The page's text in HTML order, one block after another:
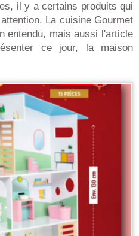
il y a certains produits qui
La cuisine Gourmet
entendu, mais aussi l'article
ce jour, la maison